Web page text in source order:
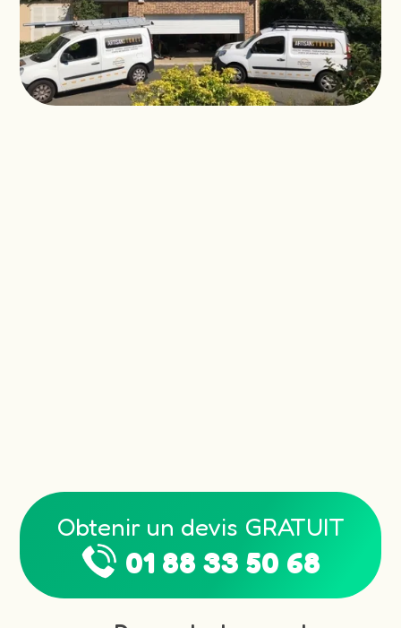
Obtenir un devis GRATUIT
01 88 33 50 68